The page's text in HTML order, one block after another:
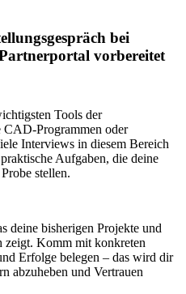
bei
vorbereitet
Tools der
CAD-Programmen oder
Interviews in diesem Bereich
Aufgaben, die deine
stellen.
deine bisherigen Projekte und
zeigt. Komm mit konkreten
Erfolge belegen – das wird dir
abzuheben und Vertrauen